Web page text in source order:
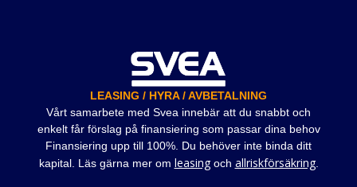
LEASING / HYRA / AVBETALNING
Vårt samarbete med Svea innebär att du snabbt och
enkelt får förslag på finansiering som passar dina behov
Finansiering upp till 100%. Du behöver inte binda ditt
kapital. Läs gärna mer om leasingoch allriskförsäkring.